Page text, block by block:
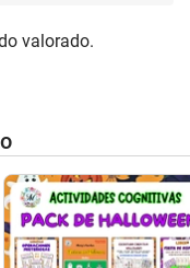
valorado.